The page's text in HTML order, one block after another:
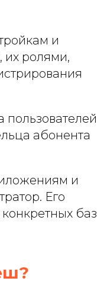
и
их ролями,
пользователей
абонента
и
Его
баз